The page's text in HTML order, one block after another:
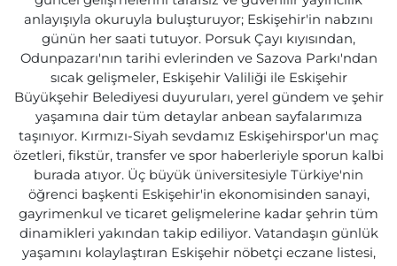
anlayışıyla okuruyla buluşturuyor; Eskişehir'in nabzını
günün her saati tutuyor. Porsuk Çayı kıyısından,
Odunpazarı'nın tarihi evlerinden ve Sazova Parkı'ndan
sıcak gelişmeler, Eskişehir Valiliği ile Eskişehir
Büyükşehir Belediyesi duyuruları, yerel gündem ve şehir
yaşamına dair tüm detaylar anbean sayfalarımıza
taşınıyor. Kırmızı-Siyah sevdamız Eskişehirspor'un maç
özetleri, fikstür, transfer ve spor haberleriyle sporun kalbi
burada atıyor. Üç büyük üniversitesiyle Türkiye'nin
öğrenci başkenti Eskişehir'in ekonomisinden sanayi,
gayrimenkul ve ticaret gelişmelerine kadar şehrin tüm
dinamikleri yakından takip ediliyor. Vatandaşın günlük
yaşamını kolaylaştıran Eskişehir nöbetçi eczane listesi,